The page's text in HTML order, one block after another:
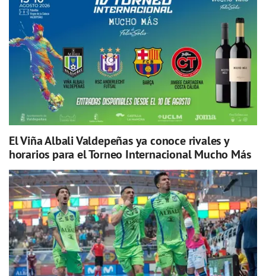
El Viña Albali Valdepeñas ya conoce rivales y
horarios para el Torneo Internacional Mucho Más